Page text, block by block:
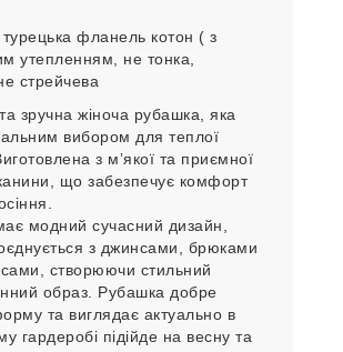
фланель котон ( з
утепленням, не тонка,
стрейчева
зручна жіноча рубашка, яка
вибором для теплої
з мʼякої та приємної
що забезпечує комфорт
модний сучасний дизайн,
з джинсами, брюками
створюючи стильний
образ. Рубашка добре
та виглядає актуально в
гардеробі підійде на весну та